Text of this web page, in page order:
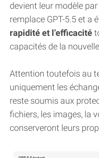
devient leur modèle
remplace GPT-5.5 et a
rapidité et l’efficacité
capacités de la
Attention toutefois au
uniquement les
reste soumis aux
fichiers, les images, la
conserveront leurs